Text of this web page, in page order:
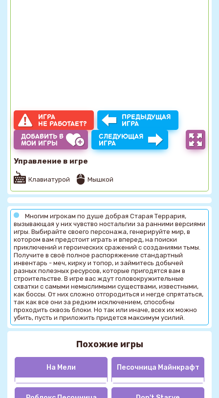
ИГРА
НЕ РАБОТАЕТ?
ПРЕДЫДУЩАЯ
ИГРА
ДОБАВИТЬ В
МОИ ИГРЫ
СЛЕДУЮЩАЯ
ИГРА
Управление в игре
Клавиатурой Мышкой
Многим игрокам по душе добрая Старая Террария,
вызывающая у них чувство ностальгии за ранними версиями
игры. Выбирайте своего персонажа, генерируйте мир, в
котором вам предстоит играть и вперед, на поиски
приключений и героических сражений с созданиями тьмы.
Получите в своё полное распоряжение стандартный
инвентарь - меч, кирку и топор, и займитесь добычей
разных полезных ресурсов, которые пригодятся вам в
строительстве. В игре вас ждут головокружительные
схватки с самыми немыслимыми существами, известными,
как боссы. От них сложно отгородиться и негде спрятаться,
так как все они за редким исключением, способны
проходить сквозь блоки. Но так или иначе, всех их можно
убить, пусть и приложить придется максимум усилий.
Похожие игры
На Мели Песочница Майнкрафт